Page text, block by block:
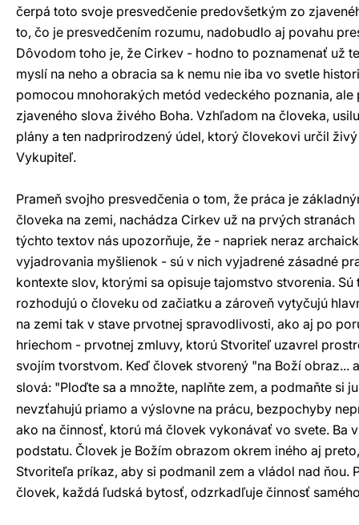
čerpá toto svoje presvedčenie predovšetkým zo
to, čo je presvedčením rozumu, nadobudlo aj povahu
Dôvodom toho je, že Cirkev - hodno to poznamenať už
myslí na neho a obracia sa k nemu nie iba vo svetle
pomocou mnohorakých metód vedeckého poznania,
zjaveného slova živého Boha. Vzhľadom na človeka,
plány a ten nadprirodzený údel, ktorý človekovi určil
Vykupiteľ.
Prameň svojho presvedčenia o tom, že práca je
človeka na zemi, nachádza Cirkev už na prvých
týchto textov nás upozorňuje, že - napriek neraz
vyjadrovania myšlienok - sú v nich vyjadrené zásadné
kontexte slov, ktorými sa opisuje tajomstvo stvorenia.
rozhodujú o človeku od začiatku a zároveň vytyčujú
na zemi tak v stave prvotnej spravodlivosti, ako aj po
hriechom - prvotnej zmluvy, ktorú Stvoriteľ uzavrel
svojím tvorstvom. Keď človek stvorený "na Boží obraz...
slová: "Ploďte sa a množte, naplňte zem, a podmaňte si
nevzťahujú priamo a výslovne na prácu, bezpochyby
ako na činnosť, ktorú má človek vykonávať vo svete. Ba
podstatu. Človek je Božím obrazom okrem iného aj
Stvoriteľa príkaz, aby si podmanil zem a vládol nad ňou.
človek, každá ľudská bytosť, odzrkadľuje činnosť